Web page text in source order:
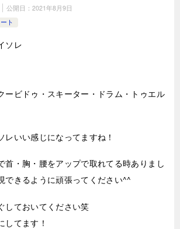
公開日： 2021年8月9日
ト
ソレ
ービドゥ・スキーター・ドラム・トゥエル
レいい感じになってますね！
首・胸・腰をアップで取れてる時ありまし
できるように頑張ってください^^
しておいてください笑
してます！